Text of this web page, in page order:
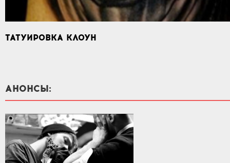
ТАТУИРОВКА КЛОУН
АНОНСЫ: